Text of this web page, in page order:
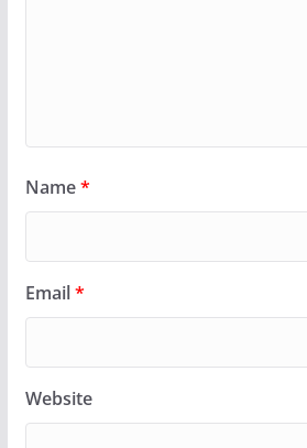
Name*
Email*
Website